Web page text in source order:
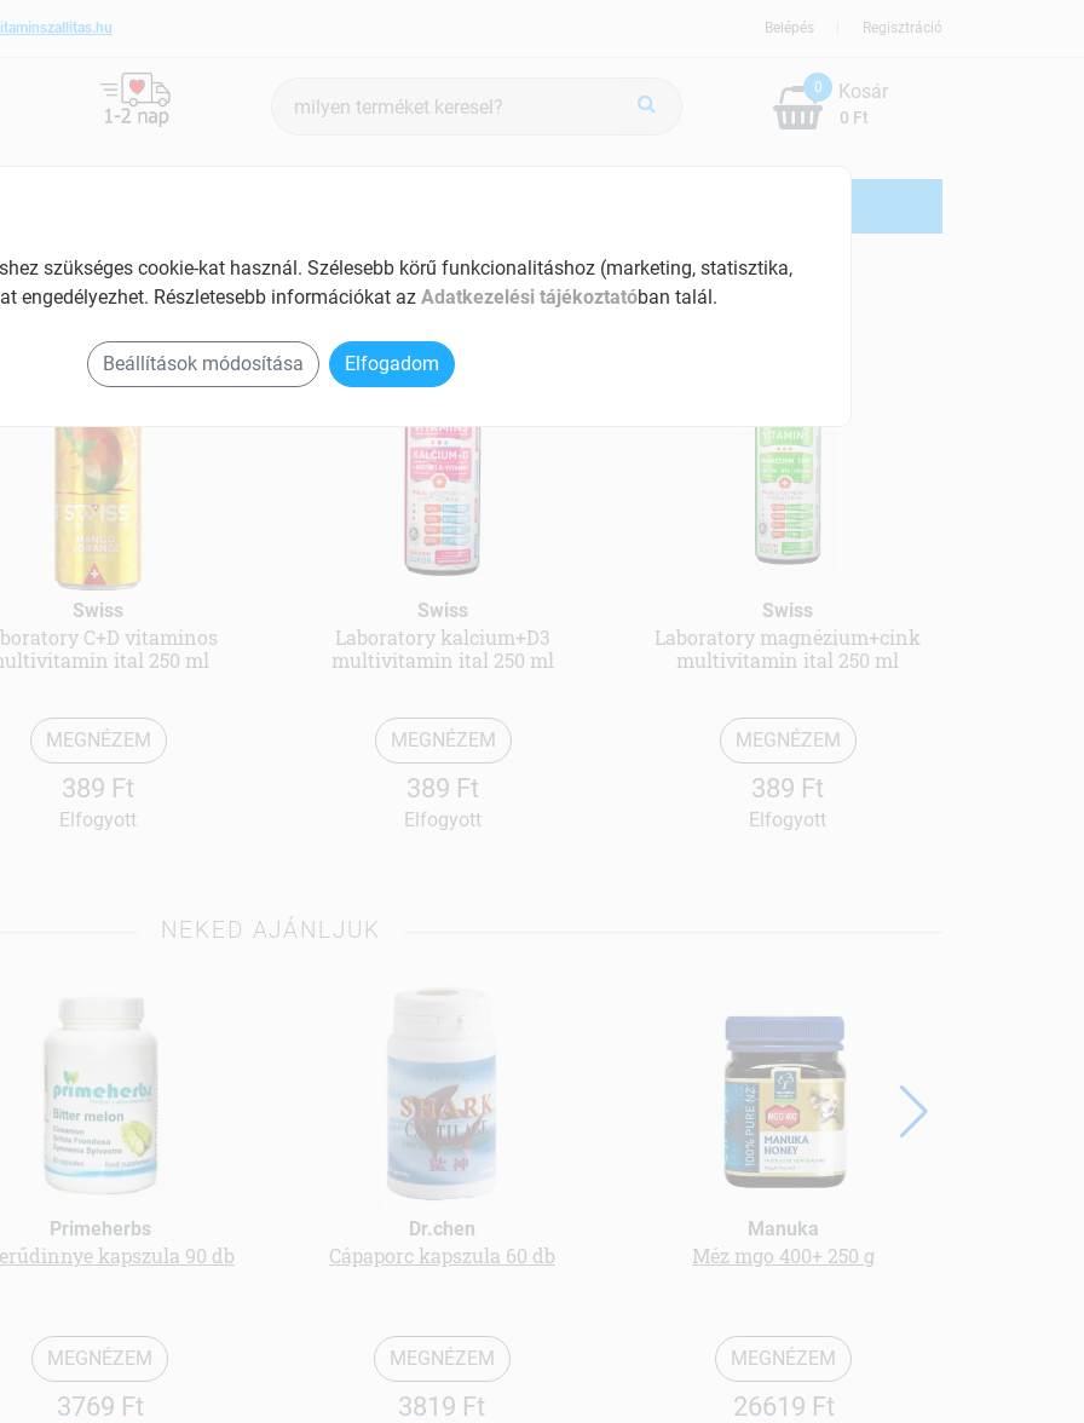
Regisztráció
Belépés
keresés
0
0 Ft
Kosár
Swiss
C+D vitaminos
ital 250 ml
MEGNÉZEM
389 Ft
Elfogyott
Swiss
Laboratory kalcium+D3
multivitamin ital 250 ml
MEGNÉZEM
389 Ft
Elfogyott
Swiss
Laboratory magnézium+cink
multivitamin ital 250 ml
MEGNÉZEM
389 Ft
Elfogyott
NEKED AJÁNLJUK
Primeherbs
kapszula 90 db
MEGNÉZEM
3769 Ft
Dr.chen
Cápaporc kapszula 60 db
MEGNÉZEM
3819 Ft
Manuka
Méz mgo 400+ 250 g
MEGNÉZEM
26619 Ft
szükséges cookie-kat használ. Szélesebb körű funkcionalitáshoz (marketing, statisztika,
engedélyezhet. Részletesebb információkat az Adatkezelési tájékoztatóban talál.
Beállítások módosítása Elfogadom